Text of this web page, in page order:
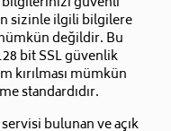
sizinle ilgili bilgilere
değildir. Bu
bit SSL güvenlik
kırılması mümkün
standardıdır.
bulunan ve açık